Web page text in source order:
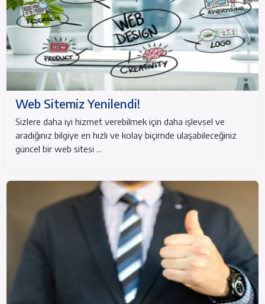
Web Sitemiz Yenilendi!
Sizlere daha iyi hizmet verebilmek için daha işlevsel ve
aradığınız bilgiye en hızlı ve kolay biçimde ulaşabileceğiniz
güncel bir web sitesi ...